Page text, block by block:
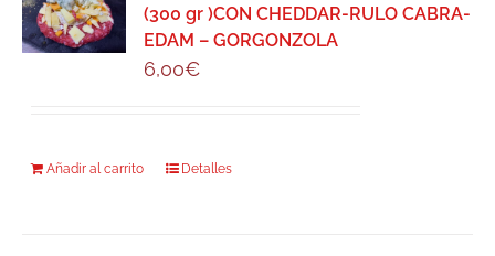
(300 gr )CON CHEDDAR-RULO CABRA-
EDAM – GORGONZOLA
6,00€
Añadir al carrito Detalles